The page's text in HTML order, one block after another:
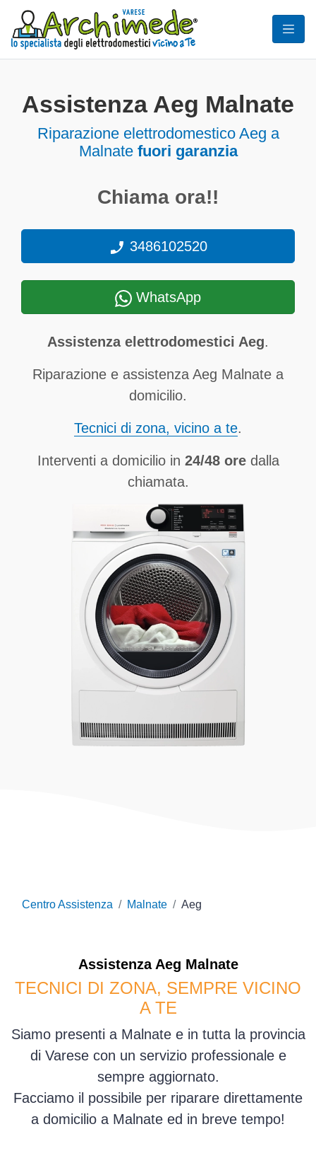
Assistenza Aeg Malnate
Riparazione elettrodomestico Aeg a
Malnate fuori garanzia
Chiama ora!!
3486102520
WhatsApp
Assistenza elettrodomestici Aeg.
Riparazione e assistenza Aeg Malnate a
domicilio.
Tecnici di zona, vicino a te.
Interventi a domicilio in 24/48 oredalla
chiamata.
Centro Assistenza Malnate Aeg
Assistenza Aeg Malnate
TECNICI DI ZONA, SEMPRE VICINO
A TE
Siamo presenti a Malnate e in tutta la provincia
di Varese con un servizio professionale e
sempre aggiornato.
Facciamo il possibile per riparare direttamente
a domicilio a Malnate ed in breve tempo!